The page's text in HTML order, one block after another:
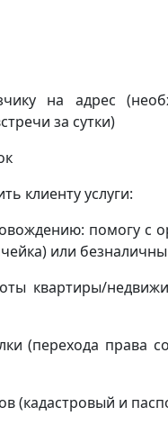
на адрес(
за сутки)
клиенту услуги:
помогу с
или
квартиры/
(перехода права
(кадастровый и